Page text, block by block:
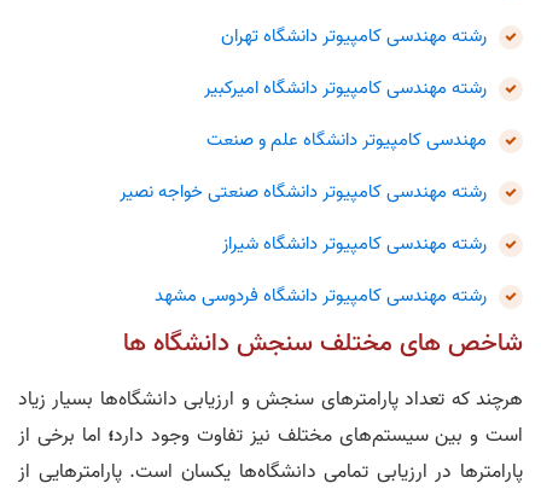
رشته مهندسی کامپیوتر دانشگاه تهران
رشته مهندسی کامپیوتر دانشگاه امیرکبیر
مهندسی کامپیوتر دانشگاه علم و صنعت
رشته مهندسی کامپیوتر دانشگاه صنعتی خواجه‌ نصیر
رشته مهندسی کامپیوتر دانشگاه شیراز
رشته مهندسی کامپیوتر دانشگاه فردوسی مشهد
شاخص های مختلف سنجش دانشگاه ها
هرچند که تعداد پارامتر‌های سنجش و ارزیابی دانشگاه‌ها بسیار زیاد
است و بین سیستم‌های مختلف نیز تفاوت وجود دارد؛ اما برخی از
پارامتر‌ها در ارزیابی تمامی دانشگاه‌ها یکسان است. پارامتر‌هایی از